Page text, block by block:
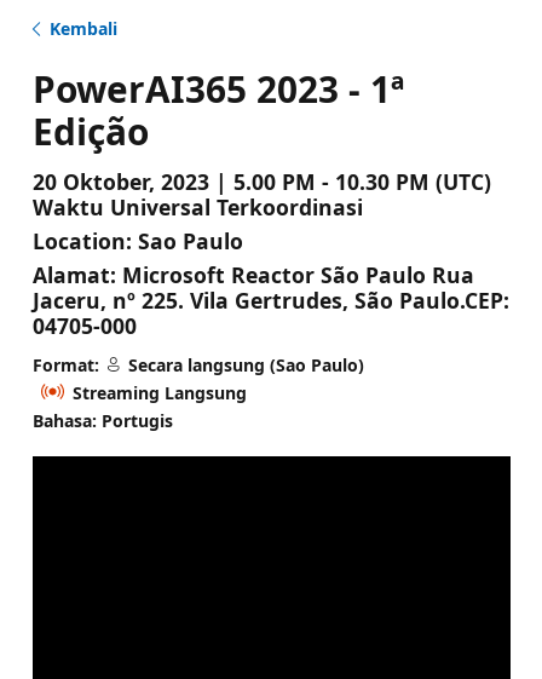
Kembali
PowerAI365 2023 - 1ª
Edição
20 Oktober, 2023 | 5.00 PM - 10.30 PM (UTC)
Waktu Universal Terkoordinasi
Location: Sao Paulo
Alamat: Microsoft Reactor São Paulo Rua
Jaceru, nº 225. Vila Gertrudes, São Paulo.CEP:
04705-000
Format:
Secara langsung (Sao Paulo)
Streaming Langsung
Bahasa: Portugis